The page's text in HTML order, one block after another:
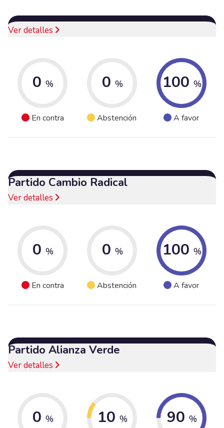
Ver detalles
0 %
En contra
0 %
Abstención
100 %
A favor
Partido Cambio Radical
Ver detalles
0 %
En contra
0 %
Abstención
100 %
A favor
Partido Alianza Verde
Ver detalles
0 % 10 % 90 %